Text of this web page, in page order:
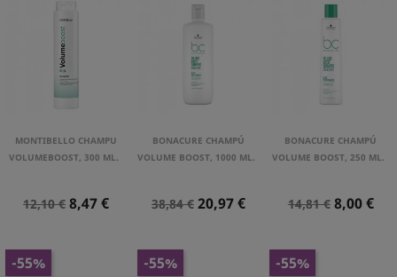
MONTIBELLO CHAMPU
VOLUMEBOOST, 300 ML.
Precio
12,10 € Precio
8,47 €
BONACURE CHAMPÚ
VOLUME BOOST, 1000 ML.
Precio
38,84 € Precio
20,97 €
BONACURE CHAMPÚ
VOLUME BOOST, 250 ML.
Precio
14,81 € Precio
8,00 €
-55% -55% -55%